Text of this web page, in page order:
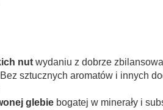
nut wydaniu z dobrze
sztucznych aromatów i innych
glebie bogatej w minerały i